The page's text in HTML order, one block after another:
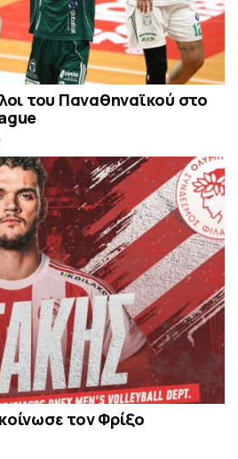
του Παναθηναϊκού στο
τον Φρίξο